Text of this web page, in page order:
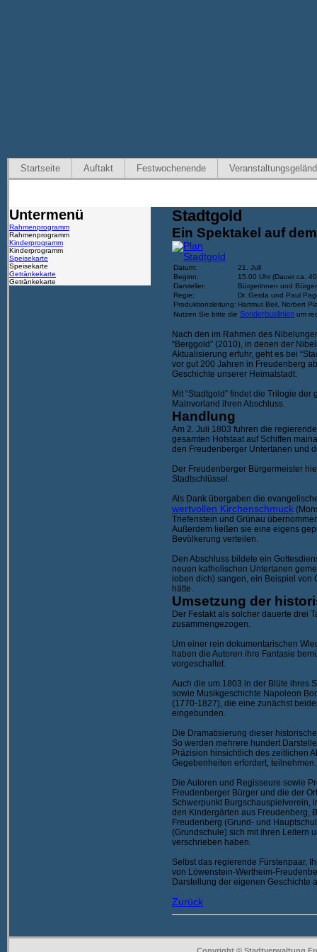
Startseite Auftakt Festwochenende
Untermenü
Rahmenprogramm
Rahmenprogramm
Kinderprogramm
Kinderprogramm
Speisekarte
Speisekarte
Getränkekarte
Getränkekarte
Stadtgold
Ein Spektakel auf
Datum:
21. Juli
Beginn:
15.00 Uhr (Dauer ca.
Darsteller:
Bürgerinnen und
Regie:
Dr. Gerda und Paul
Produktionsleitung: Hartmut Beil, Norbert
Nutzen Sie bitte die Sonderbuslinien um
Nach den im Rahmen des
“Berggold” (2010), in denen der
Aktualisierung erfuhr, geht es bei
vor gut 200 Jahren in Freudenberg
Geschichte unserer Heimatstadt.
Mit “Stadtgold” findet die Trilogie
Mainvorland ihren Abschluss.
Handlung
Am 2. Juli 1803 fuhren die
gesamten Hofstaat auf Schiffen
den Freudenberger Untertanen und
Der Freudenberger Bürgermeister
Stadtschlüssel.
Als Dank übergaben die
wertvollen Kirchenschmuck
Triefenstein und Grünau
Außerdem ließen sie eine eigens
Bevölkerung verteilen.
Den Abschluss bildete ein
neuen katholischen Untertanen
loben dich) sangen, ein Beispiel von
hätte.
Umsetzung der
Der Festakt als solcher dauerte drei
zusammengezogen.
Um einer rein dokumentarischen
haben die Autoren ihre Fantasie
vorgeschaltet.
Auch die um 1803 in der Blüte ihres
sowie Musikgeschichte Napoleon
(1770-1827), die eine zunächst
eingebunden.
Die Dramatisierung dieser
So werden mehrere hundert
Präzision hinsichtlich des zeitlichen
Gegebenheiten erfordert, teilnehmen.
Die Autoren und Regisseure sowie
Freudenberger Bürger und die der
Schwerpunkt Burgschauspielverein,
den Kindergärten aus Freudenberg,
Freudenberg (Grund- und
(Grundschule) sich mit ihren Leitern
verschrieben haben.
Selbst das regierende Fürstenpaar,
von Löwenstein-Wertheim-
Darstellung der eigenen Geschichte
Zurück